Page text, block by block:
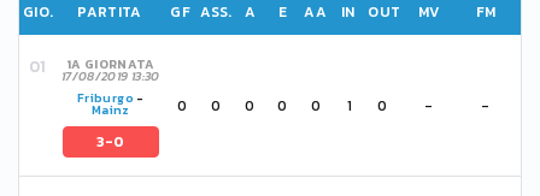
GIO. PARTITA GF ASS. A E AA IN OUT MV FM
1A GIORNATA
17/08/2019 13:30
Friburgo -
Mainz
3-0
0 0 0 0 0 1 0 - -